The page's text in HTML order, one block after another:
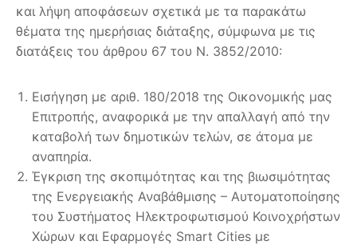
και λήψη αποφάσεων σχετικά με τα παρακάτω
θέματα της ημερήσιας διάταξης, σύμφωνα με τις
διατάξεις του άρθρου 67 του Ν. 3852/2010:
Εισήγηση με αριθ. 180/2018 της Οικονομικής μας
Επιτροπής, αναφορικά με την απαλλαγή από την
καταβολή των δημοτικών τελών, σε άτομα με
αναπηρία.
Έγκριση της σκοπιμότητας και της βιωσιμότητας
της Ενεργειακής Αναβάθμισης – Αυτοματοποίησης
του Συστήματος Ηλεκτροφωτισμού Κοινοχρήστων
Χώρων και Εφαρμογές Smart Cities με